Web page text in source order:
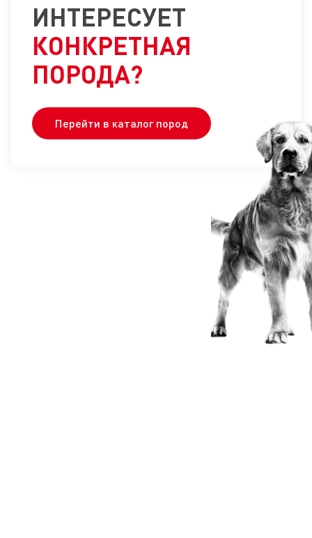
ИНТЕРЕСУЕТ
КОНКРЕТНАЯ
ПОРОДА?
Перейти в каталог пород